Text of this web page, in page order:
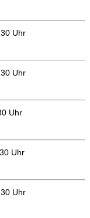
Uhr
Uhr
Uhr
Uhr
Uhr